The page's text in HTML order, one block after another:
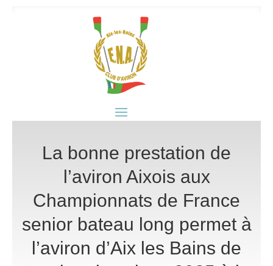
La bonne prestation de
l’aviron Aixois aux
Championnats de France
senior bateau long permet à
l’aviron d’Aix les Bains de